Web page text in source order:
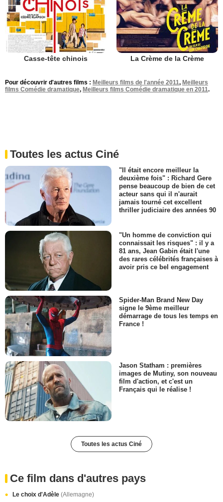
Casse-tête chinois La Crème de la Crème
Pour découvrir d'autres films : Meilleurs films de l'année 2011, Meilleurs
films Comédie dramatique, Meilleurs films Comédie dramatique en 2011.
Toutes les actus Ciné
"Il était encore meilleur la
deuxième fois" : Richard Gere
pense beaucoup de bien de cet
acteur sans qui il n'aurait
jamais tourné cet excellent
thriller judiciaire des années 90
"Un homme de conviction qui
connaissait les risques" : il y a
81 ans, Jean Gabin était l'une
des rares célébrités françaises à
avoir pris ce bel engagement
Spider-Man Brand New Day
signe le 9ème meilleur
démarrage de tous les temps en
France !
Jason Statham : premières
images de Mutiny, son nouveau
film d'action, et c'est un
Français qui le réalise !
Toutes les actus Ciné
Ce film dans d'autres pays
Le choix d'Adèle (Allemagne)